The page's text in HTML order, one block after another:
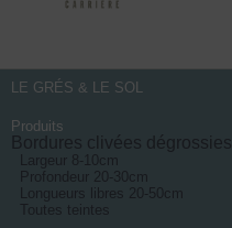
LE GRÉS & LE SOL
Produits
Bordures clivées dégrossies
Largeur 8-10cm
Profondeur 20-30cm
Longueurs libres 20-50cm
Toutes teintes